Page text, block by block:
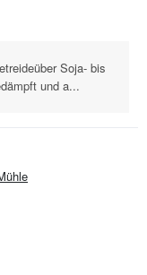
Soja- bis
und a...